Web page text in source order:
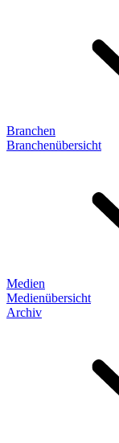
Branchen
Branchenübersicht
Medien
Medienübersicht
Archiv